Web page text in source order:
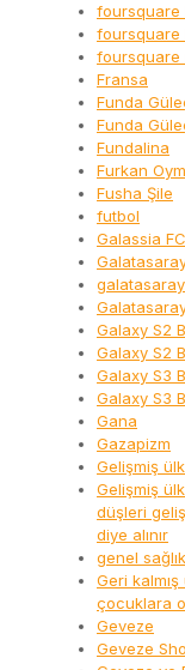
foursquare
foursquare
foursquare
Fransa
Funda
Funda
Fundalina
Furkan
Fusha Şile
futbol
Galassia FC
Galaxy S2
Galaxy S2
Galaxy S3
Galaxy S3
Gana
Gazapizm
Gelişmiş
Gelişmiş
düşleri
diye alınır
genel
Geri
çocuklara
Geveze
Geveze